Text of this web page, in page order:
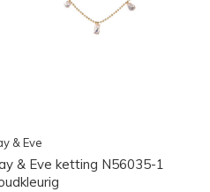
& Eve
& Eve ketting N56035-1